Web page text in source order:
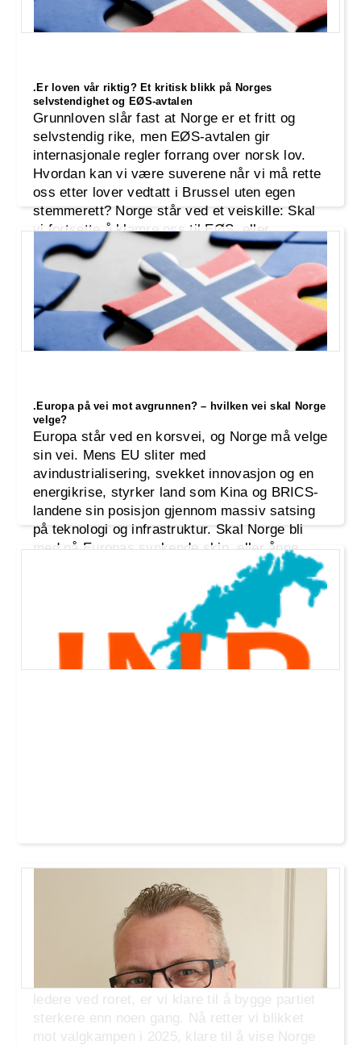
.Er loven vår riktig? Et kritisk blikk på Norges
selvstendighet og EØS-avtalen
Grunnloven slår fast at Norge er et fritt og
selvstendig rike, men EØS-avtalen gir
internasjonale regler forrang over norsk lov.
Hvordan kan vi være suverene når vi må rette
oss etter lover vedtatt i Brussel uten egen
stemmerett? Norge står ved et veiskille: Skal
vi fortsette å klamre oss til EØS, eller
gjenopprette vår fulle suverenitet? Industri-
.Europa på vei mot avgrunnen? – hvilken vei skal Norge
velge?
Europa står ved en korsvei, og Norge må velge
sin vei. Mens EU sliter med
avindustrialisering, svekket innovasjon og en
energikrise, styrker land som Kina og BRICS-
landene sin posisjon gjennom massiv satsing
på teknologi og infrastruktur. Skal Norge bli
med på Europas synkende skip, eller åpne
døren til nye markeder og muligheter?
.Er INP historie? Overhodet ikke!
Industri- og Næringspartiet (INP) har hatt sine
utfordringer, men vi er langt fra historie. Med
en dedikert kjerne av medlemmer og dyktige
ledere ved roret, er vi klare til å bygge partiet
sterkere enn noen gang. Nå retter vi blikket
mot valgkampen i 2025, klare til å vise Norge